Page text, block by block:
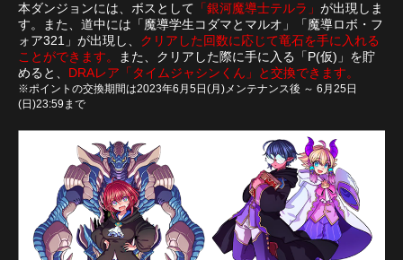
本ダンジョンには、ボスとして 「銀河魔導士テルラ」 が出現しま
す。また、道中には「魔導学生コダマとマルオ」「魔導ロボ・フ
ォア321」が出現し、 クリアした回数に応じて竜石を手に入れる
ことができます。
また、クリアした際に手に入る「P(仮)」を貯
めると、 DRAレア「タイムジャシンくん」と交換できます。
※ポイントの交換期間は2023年6月5日(月)メンテナンス後 ～ 6月25日
(日)23:59まで